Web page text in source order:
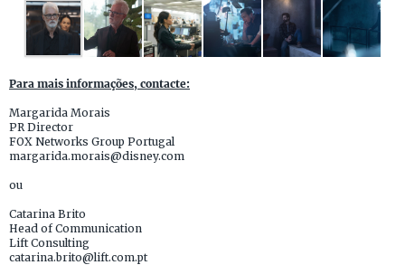
Para mais informações, contacte:
Margarida Morais
PR Director
FOX Networks Group Portugal
margarida.morais@disney.com
ou
Catarina Brito
Head of Communication
Lift Consulting
catarina.brito@lift.com.pt